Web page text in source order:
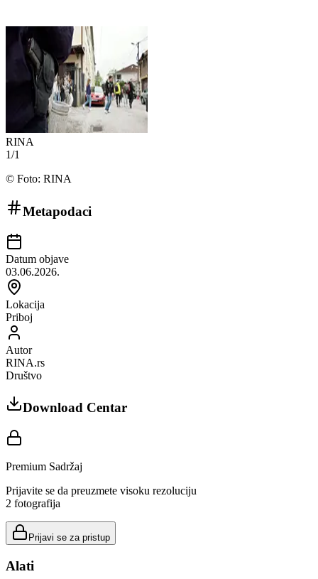
RINA
1/1
© Foto: RINA
Metapodaci
Datum objave
03.06.2026.
Lokacija
Priboj
Autor
RINA.rs
Društvo
Download Centar
Premium Sadržaj
Prijavite se da preuzmete visoku rezoluciju
2 fotografija
Prijavi se za pristup
Alati